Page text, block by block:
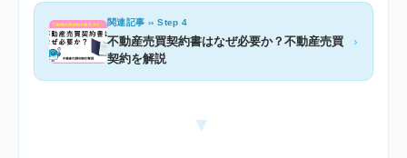
関連記事 ›› Step 4
不動産売買契約書はなぜ必要か？不動産売買
契約を解説
›
▼